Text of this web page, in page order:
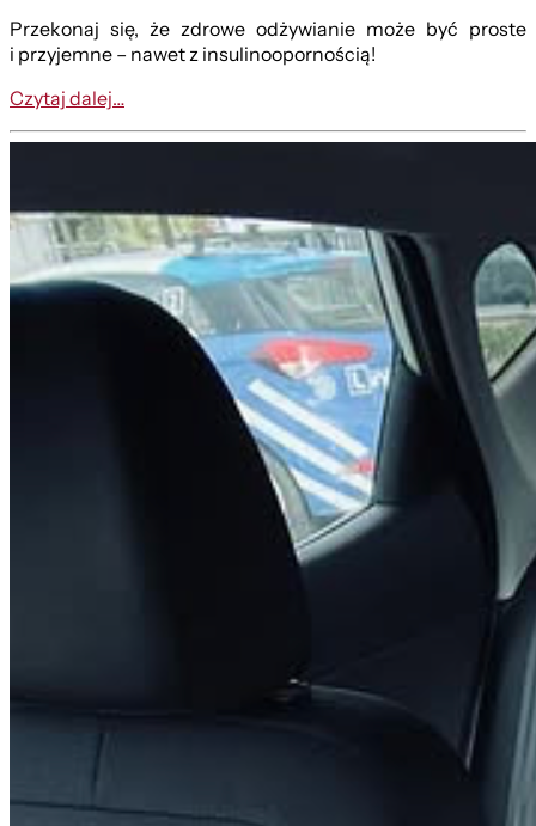
Przekonaj się, że zdrowe odżywianie może być proste
i przyjemne – nawet z insulinoopornością!
Czytaj dalej…